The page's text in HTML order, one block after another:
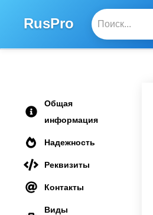
RusPro
Общая
информация
Надежность
Реквизиты
Контакты
Виды